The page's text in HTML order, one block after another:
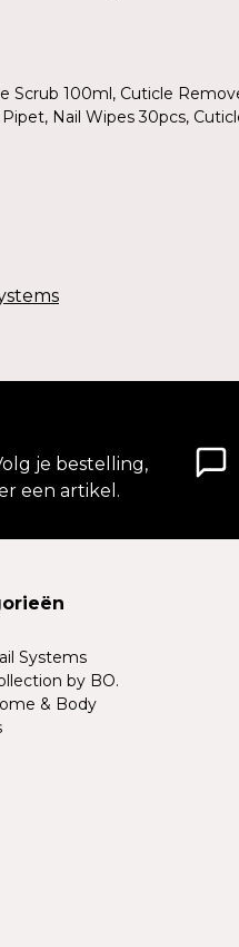
100ml, Cuticle
Nail Wipes 30pcs,
je bestelling,
een artikel.
Systems
by BO.
& Body